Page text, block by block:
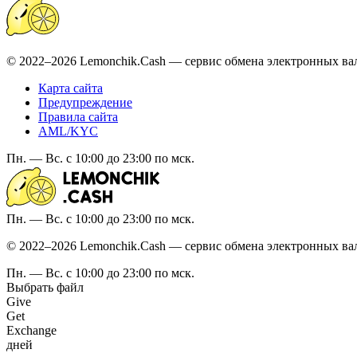
© 2022–2026 Lemonchik.Cash — сервис обмена электронных
Карта сайта
Предупреждение
Правила сайта
AML/KYC
Пн. — Вс. с 10:00 до 23:00 по мск.
Пн. — Вс. с 10:00 до 23:00 по мск.
© 2022–2026 Lemonchik.Cash — сервис обмена электронных
Пн. — Вс. с 10:00 до 23:00 по мск.
Выбрать файл
Give
Get
Exchange
дней